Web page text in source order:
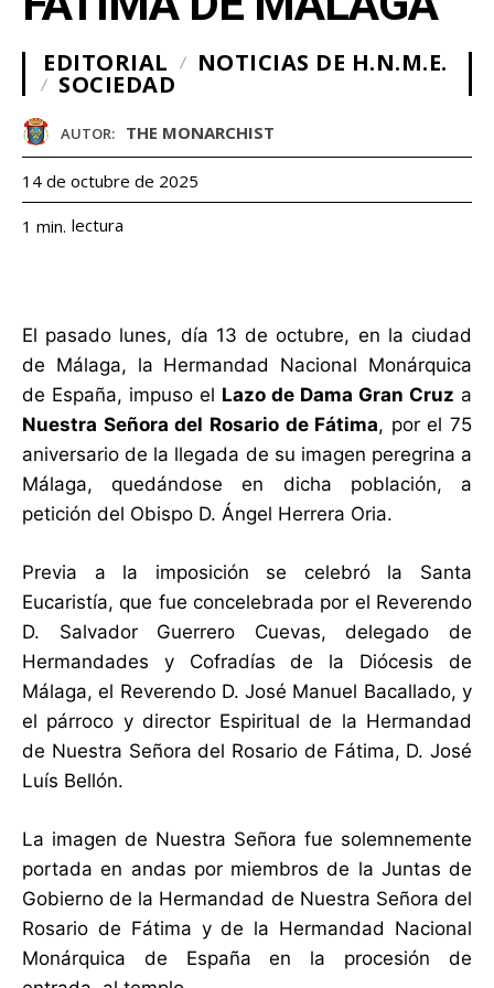
EDITORIAL NOTICIAS DE H.N.M.E.
SOCIEDAD
AUTOR: THE MONARCHIST
14 de octubre de 2025
1 min. lectura
El pasado lunes, día 13 de octubre, en la ciudad
de Málaga, la Hermandad Nacional Monárquica
de España, impuso el Lazo de Dama Gran Cruz a
Nuestra Señora del Rosario de Fátima, por el 75
aniversario de la llegada de su imagen peregrina a
Málaga, quedándose en dicha población, a
petición del Obispo D. Ángel Herrera Oria.
Previa a la imposición se celebró la Santa
Eucaristía, que fue concelebrada por el Reverendo
D. Salvador Guerrero Cuevas, delegado de
Hermandades y Cofradías de la Diócesis de
Málaga, el Reverendo D. José Manuel Bacallado, y
el párroco y director Espiritual de la Hermandad
de Nuestra Señora del Rosario de Fátima, D. José
Luís Bellón.
La imagen de Nuestra Señora fue solemnemente
portada en andas por miembros de la Juntas de
Gobierno de la Hermandad de Nuestra Señora del
Rosario de Fátima y de la Hermandad Nacional
Monárquica de España en la procesión de